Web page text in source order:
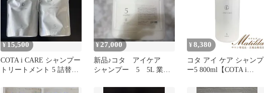
¥ 15,500
COTA i CARE シャンプー
トリートメント 5 詰替セ
¥ 27,000
新品♪コタ アイケア
シャンプー 5 5L 業務
¥ 8,380
コタ アイ ケア シャンプ
ー5 800ml【COTA i